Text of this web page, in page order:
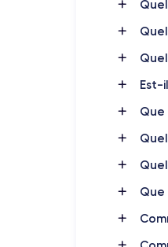
Un autre
Siri, l'appareil
Le lancement
fonctionnalités
Ci-dessous,
Prise en
Est-